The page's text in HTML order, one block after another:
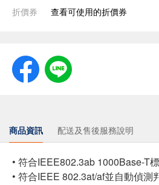
折價券 查看可使用的折價券
商品資訊 配送及售後服務說明
• 符合IEEE802.3ab 1000Base-T
• 符合IEEE 802.3at/af並自動偵測